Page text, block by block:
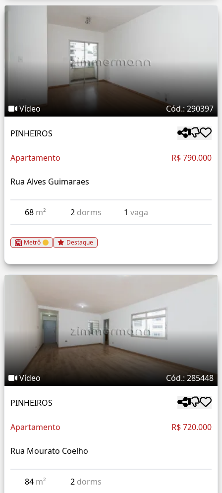
Vídeo Cód.: 290397
PINHEIROS
Apartamento R$ 790.000
Rua Alves Guimaraes
68 m² 2 dorms 1vaga
Metrô Destaque
Vídeo Cód.: 285448
PINHEIROS
Apartamento R$ 720.000
Rua Mourato Coelho
84 m² 2 dorms